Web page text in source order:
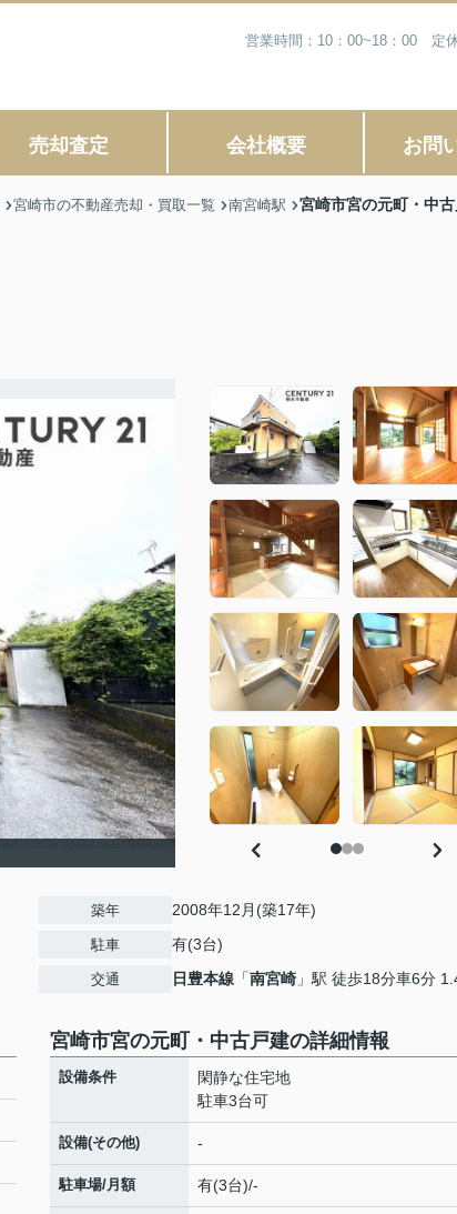
営業時間：10：00~18：00 定
売却査定 会社概要 お問
宮崎市の不動産売却・買取一覧 南宮崎駅 宮崎市宮の元町・中
築年 2008年12月(築17年)
駐車 有(3台)
交通 日豊本線 「南宮崎 」駅 徒歩18分車6分
宮崎市宮の元町・中古戸建の詳細情報
設備条件
閑静な住宅地
駐車3台可
設備(その他) -
駐車場/月額 有(3台)/-